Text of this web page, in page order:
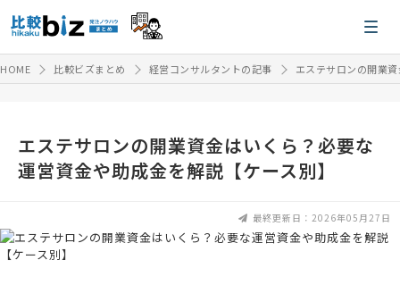
HOME 比較ビズまとめ 経営コンサルタントの記事 エステサロンの開業
エステサロンの開業資金はいくら？必要な
運営資金や助成金を解説【ケース別】
最終更新日：2026年05月27日